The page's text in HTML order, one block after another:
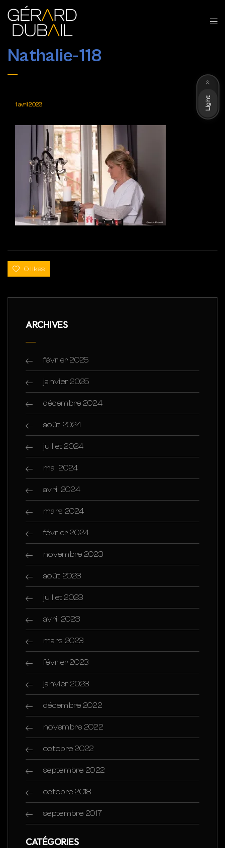
Nathalie-118
1 avril 2023
0 likes
ARCHIVES
février 2025
janvier 2025
décembre 2024
août 2024
juillet 2024
mai 2024
avril 2024
mars 2024
février 2024
novembre 2023
août 2023
juillet 2023
avril 2023
mars 2023
février 2023
janvier 2023
décembre 2022
novembre 2022
octobre 2022
septembre 2022
octobre 2018
septembre 2017
CATÉGORIES
Light
Dark